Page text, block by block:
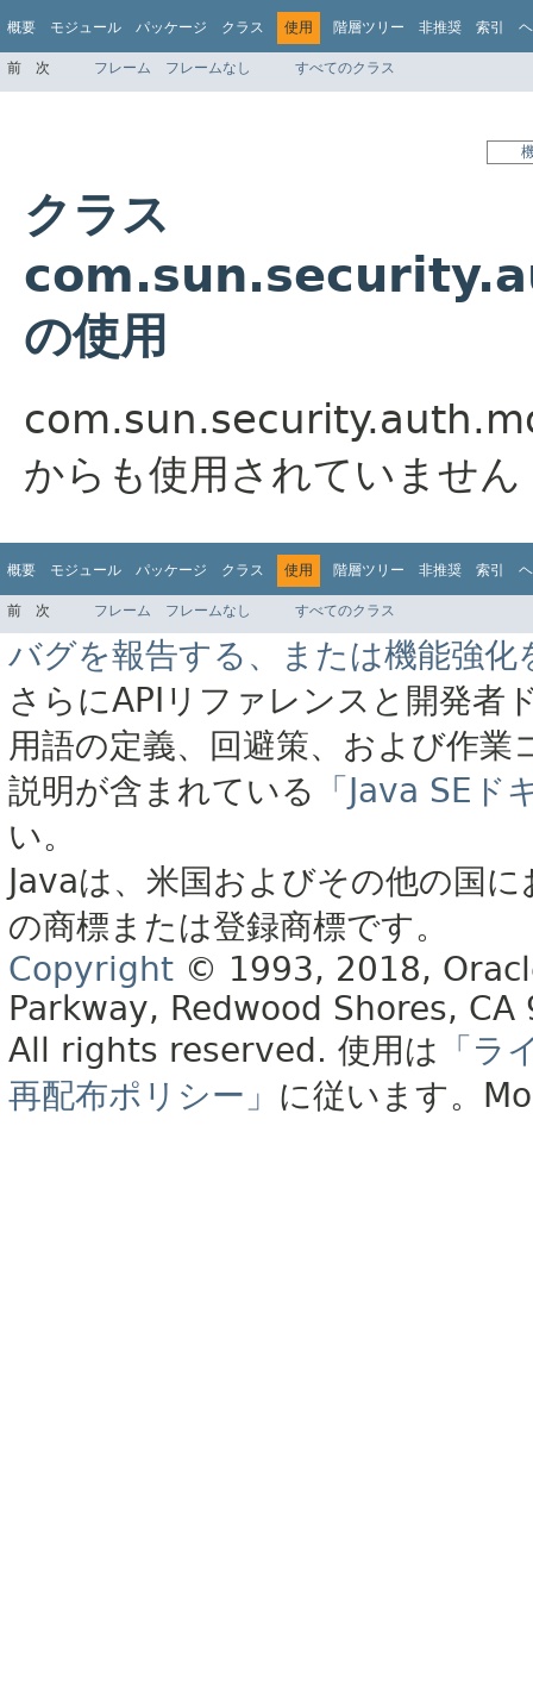
概要 モジュール パッケージ クラス 使用 階層ツリー 非推奨 索引
前 次 フレーム フレームなし すべてのクラス
クラス
の使用
からも使用されていません
概要 モジュール パッケージ クラス 使用 階層ツリー 非推奨 索引
前 次 フレーム フレームなし すべてのクラス
バグを報告する、または機能強化
さらにAPIリファレンスと開発者
用語の定義、回避策、および作
説明が含まれている
「Java SE
い。
Javaは、米国およびその他の国
の商標または登録商標です。
Copyright © 1993, 2018,
Parkway, Redwood Shores, CA
All rights reserved. 使用は 「ラ
再配布ポリシー」 に従います。